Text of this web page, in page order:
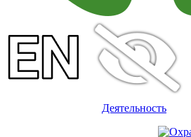
Деятельность